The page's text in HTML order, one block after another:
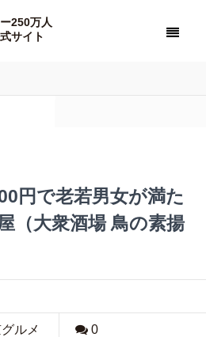
250万人
サイト
円で老若男女が満た
（大衆酒場 鳥の素揚
ルメ 0